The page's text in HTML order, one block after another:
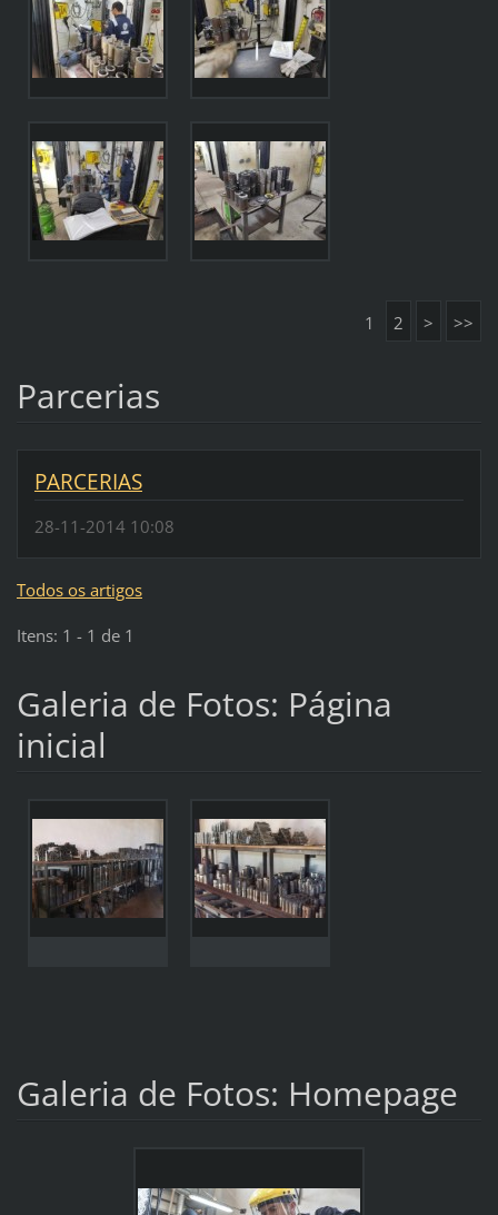
1 2 > >>
Parcerias
PARCERIAS
28-11-2014 10:08
Todos os artigos
Itens: 1 - 1 de 1
Galeria de Fotos: Página
inicial
Galeria de Fotos: Homepage